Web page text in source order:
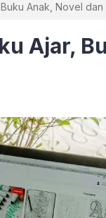
Anak, Novel
Ajar,